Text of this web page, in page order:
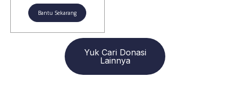
Bantu Sekarang
Yuk Cari Donasi
Lainnya